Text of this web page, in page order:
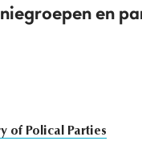
en
of Polical Parties